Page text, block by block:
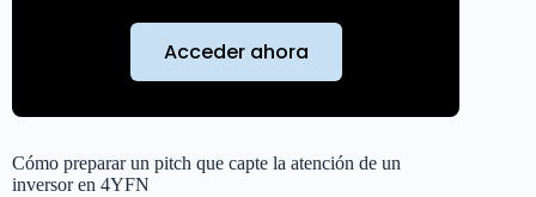
Acceder ahora
Cómo preparar un pitch que capte la atención de un
inversor en 4YFN